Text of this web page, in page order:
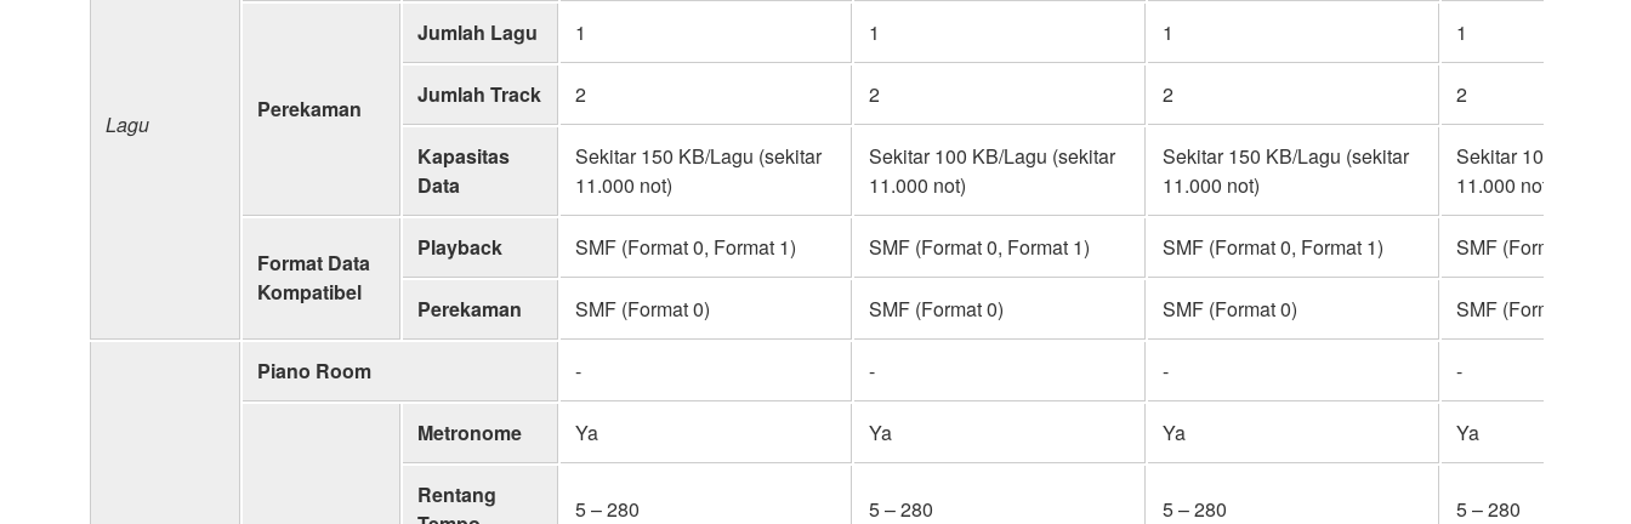
Lagu
Perekaman
Jumlah Lagu 1 1 1 1
Jumlah Track 2 2 2 2
Kapasitas
Data
Sekitar 150 KB/Lagu (sekitar
11.000 not)
Sekitar 100 KB/Lagu (sekitar
11.000 not)
Sekitar 150 KB/Lagu (sekitar
11.000 not)
Sekitar 100 KB/
11.000 not)
Format Data
Kompatibel
Playback SMF (Format 0, Format 1) SMF (Format 0, Format 1) SMF (Format 0, Format 1) SMF (Format 0,
Perekaman SMF (Format 0) SMF (Format 0) SMF (Format 0) SMF (Format 0)
Piano Room - - - -
Metronome Ya Ya Ya Ya
Rentang
5 – 280 5 – 280 5 – 280 5 – 280